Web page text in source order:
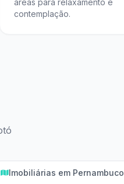
áreas para relaxamento e
contemplação.
Imobiliárias em Pernambuco